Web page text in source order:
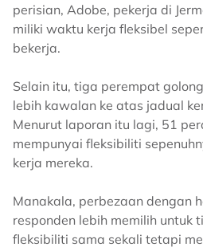
perisian, Adobe, pekerja di
miliki waktu kerja fleksibel
bekerja.
Selain itu, tiga perempat
lebih kawalan ke atas jadual
Menurut laporan itu lagi, 51
mempunyai fleksibiliti
kerja mereka.
Manakala, perbezaan dengan
responden lebih memilih untuk
fleksibiliti sama sekali tetapi